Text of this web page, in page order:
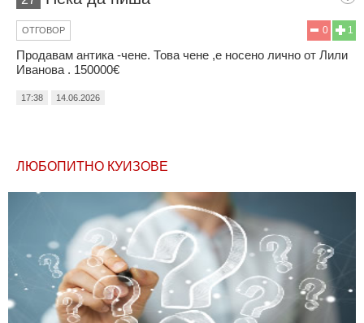
1
0
ОТГОВОР
Продавам антика -чене. Това чене ,е носено лично от Лили
Иванова . 150000€
17:38 14.06.2026
ЛЮБОПИТНО КУИЗОВЕ